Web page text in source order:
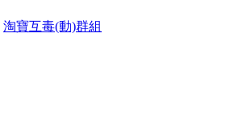
淘寶互毒(動)群組